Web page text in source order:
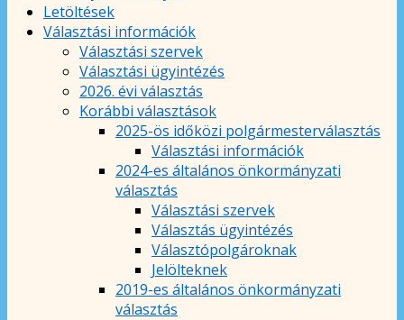
Letöltések
Választási információk
Választási szervek
Választási ügyintézés
2026. évi választás
Korábbi választások
2025-ös időközi polgármesterválasztás
Választási információk
2024-es általános önkormányzati
választás
Választási szervek
Választás ügyintézés
Választópolgároknak
Jelölteknek
2019-es általános önkormányzati
választás